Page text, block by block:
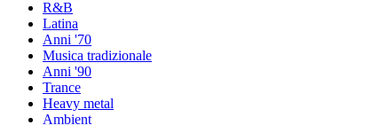
R&B
Latina
Anni '70
Musica tradizionale
Anni '90
Trance
Heavy metal
Ambient